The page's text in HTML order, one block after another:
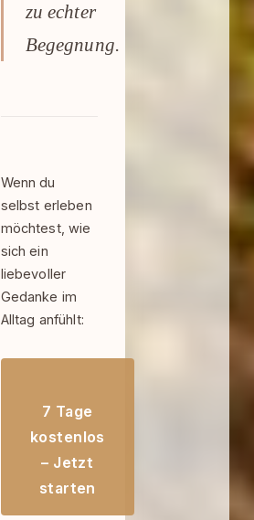
zu echter
Begegnung.
Wenn du
selbst erleben
möchtest, wie
sich ein
liebevoller
Gedanke im
Alltag anfühlt:
7 Tage
kostenlos
– Jetzt
starten